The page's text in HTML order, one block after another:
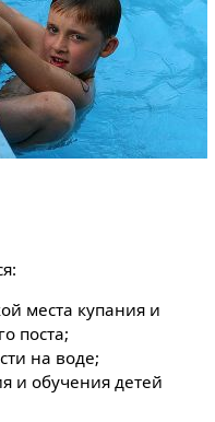
места купания и
поста;
на воде;
и обучения детей